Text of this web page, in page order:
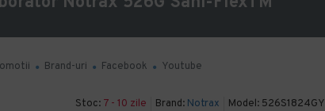
Brand-uri Facebook Youtube
Stoc: 7 - 10 zile Brand: Notrax Model: 526S1824GY